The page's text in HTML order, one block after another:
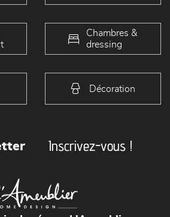
Chambres &
dressing
Décoration
Inscrivez-vous !